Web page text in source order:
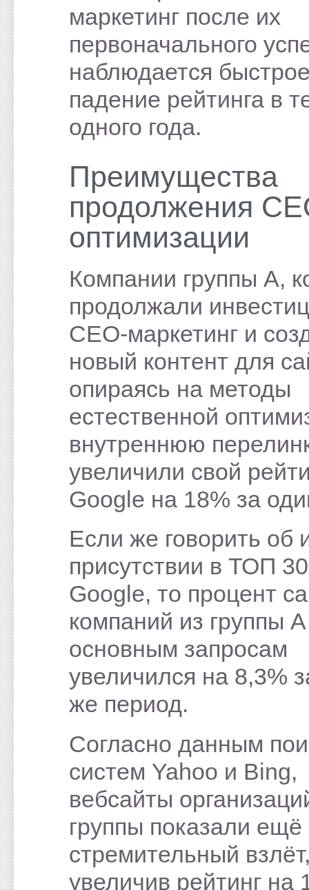
маркетинг после их
первоначального
наблюдается
падение рейтинга в
одного года.
Преимущества
продолжения
оптимизации
Компании группы А,
продолжали
СЕО-маркетинг и
новый контент для
опираясь на методы
естественной
внутреннюю
увеличили свой
Google на 18% за
Если же говорить об
присутствии в ТОП 30
Google, то процент
компаний из группы
основным запросам
увеличился на 8,3%
же период.
Согласно данным
систем Yahoo и Bing,
вебсайты
группы показали
стремительный
увеличив рейтинг на